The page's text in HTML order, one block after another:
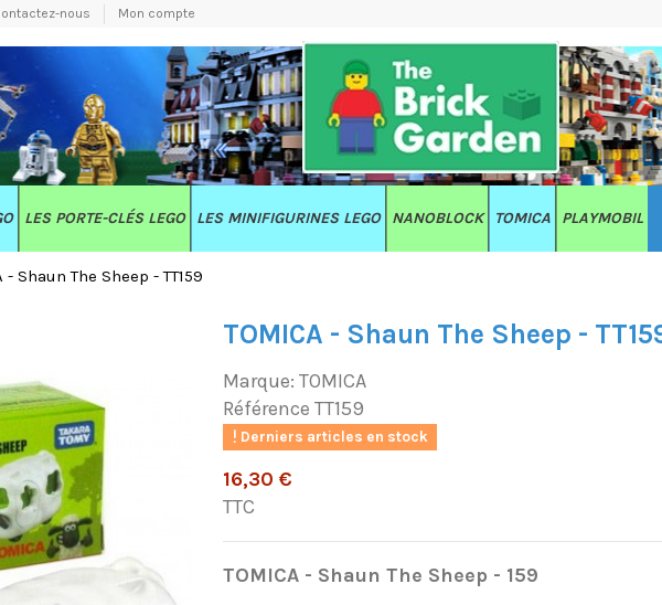
nous Mon compte
LES PORTE-CLÉS LEGO LES MINIFIGURINES LEGO NANOBLOCK TOMICA PLAYMOBIL
- Shaun The Sheep - TT159
TOMICA - Shaun The Sheep -
Marque: TOMICA
Référence TT159
Derniers articles en stock
16,30 €
TTC
TOMICA- Shaun The Sheep - 159